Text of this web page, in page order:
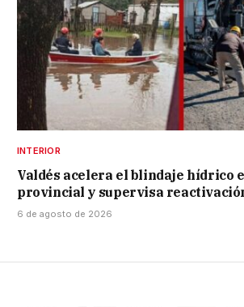
INTERIOR
Valdés acelera el blindaje hídrico
provincial y supervisa
6 de agosto de 2026